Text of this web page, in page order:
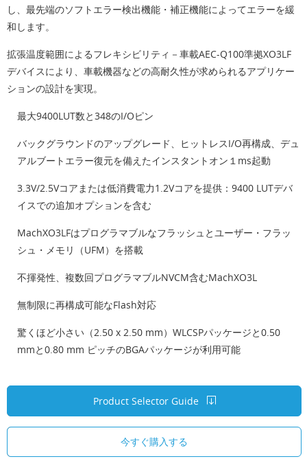
し、最先端のソフトエラー検出機能・補正機能によってエラーを緩
和します。
拡張温度範囲によるフレキシビリティ－車載AEC-Q100準拠XO3LF
デバイスにより、車載機器などの高耐久性が求められるアプリケー
ションの設計を実現。
最大9400LUT数と348のI/Oピン
バックグラウンドのアップグレード、ヒットレスI/O再構成、デュ
アルブートエラー復元を備えたインスタントオン１ms起動
3.3V/2.5Vコアまたは低消費電力1.2Vコアを提供：9400 LUTデバ
イスでの追加オプションを含む
MachXO3LFはプログラマブルなフラッシュとユーザー・フラッ
シュ・メモリ（UFM）を搭載
不揮発性、複数回プログラマブルNVCM含むMachXO3L
無制限に再構成可能なFlash対応
驚くほど小さい（2.50 x 2.50 mm）WLCSPパッケージと0.50
mmと0.80 mm ピッチのBGAパッケージが利用可能
Product Selector Guide
今すぐ購入する